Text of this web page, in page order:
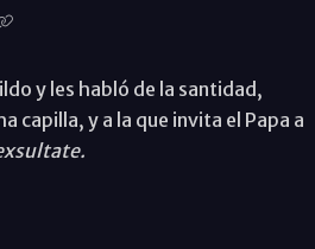
y les habló de la santidad,
capilla, y a la que invita el Papa a